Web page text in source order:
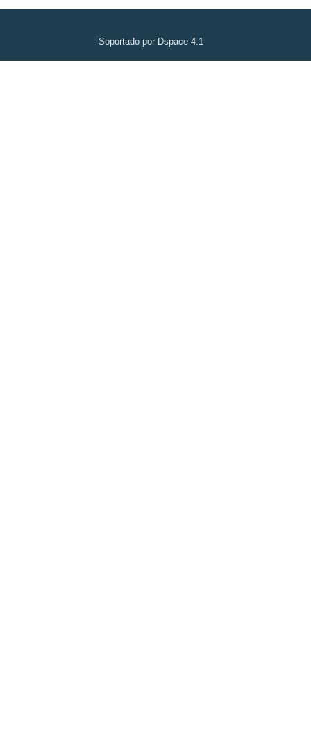
Soportado por Dspace 4.1